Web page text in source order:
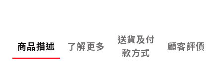
商品描述 了解更多
送貨及付
款方式
顧客評價